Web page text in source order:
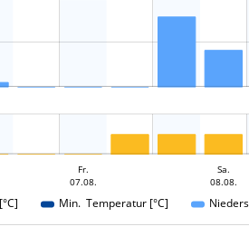
09.08.
Sa.
08.08.
Fr.
07.08.
Min. Temperatur [°C]